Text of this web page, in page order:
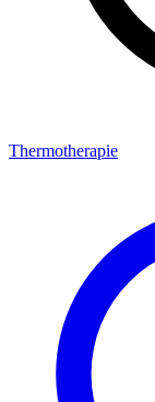
Thermotherapie